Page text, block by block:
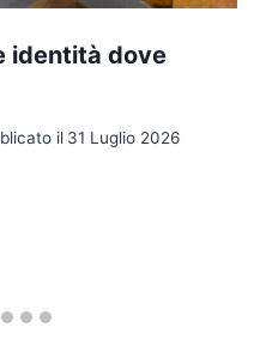
identità dove
il 31 Luglio 2026